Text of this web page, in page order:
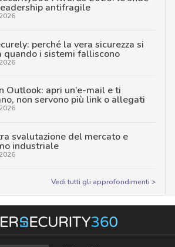
antifragile
perché la vera sicurezza si
quando i sistemi falliscono
Outlook: apri un’e-mail e ti
non servono più link o allegati
svalutazione del mercato e
industriale
Vedi tutti gli approfondimenti >